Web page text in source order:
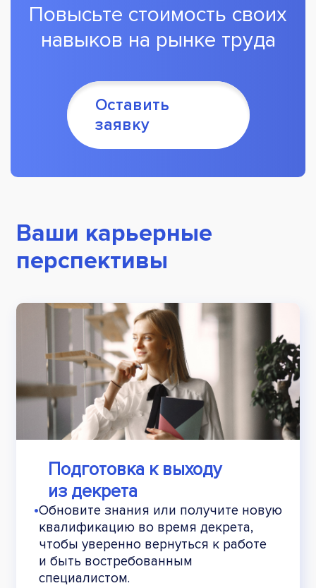
Повысьте стоимость своих
навыков на рынке труда
Оставить
заявку
Ваши карьерные
перспективы
Подготовка к выходу
из декрета
•Обновите знания или получите новую
квалификацию во время декрета,
чтобы уверенно вернуться к работе
и быть востребованным
специалистом.